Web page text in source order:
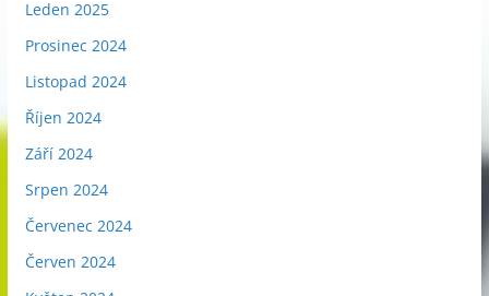
Leden 2025
Prosinec 2024
Listopad 2024
Říjen 2024
Září 2024
Srpen 2024
Červenec 2024
Červen 2024